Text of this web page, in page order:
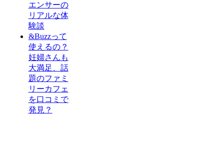
エンサーの
リアルな体
験談
&Buzzって
使えるの？
妊婦さんも
大満足、話
題のファミ
リーカフェ
を口コミで
発見？